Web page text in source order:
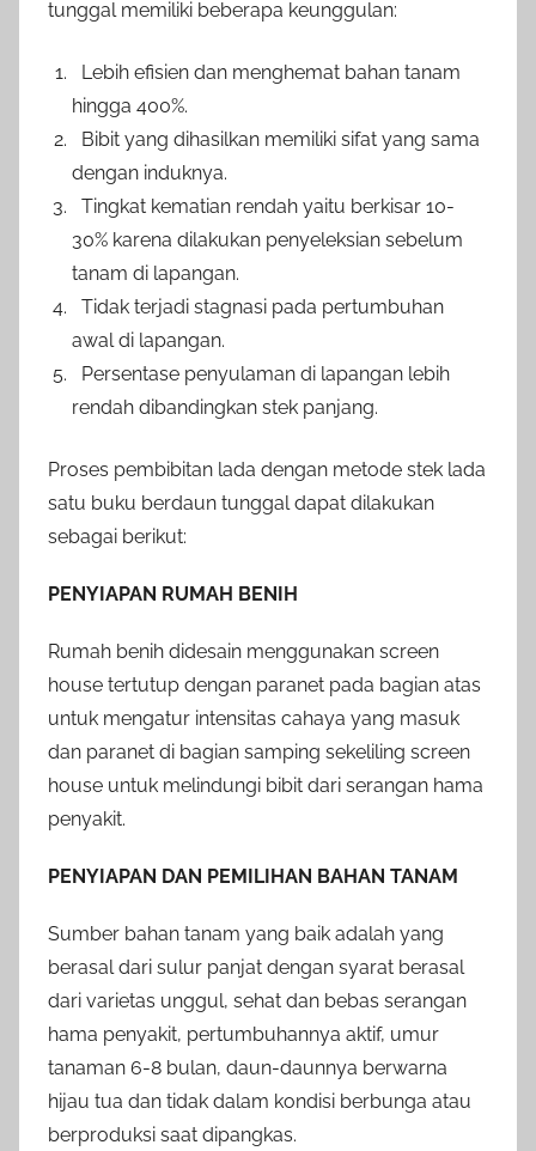
tunggal memiliki beberapa keunggulan:
Lebih efisien dan menghemat bahan tanam
hingga 400%.
Bibit yang dihasilkan memiliki sifat yang sama
dengan induknya.
Tingkat kematian rendah yaitu berkisar 10-
30% karena dilakukan penyeleksian sebelum
tanam di lapangan.
Tidak terjadi stagnasi pada pertumbuhan
awal di lapangan.
Persentase penyulaman di lapangan lebih
rendah dibandingkan stek panjang.
Proses pembibitan lada dengan metode stek lada
satu buku berdaun tunggal dapat dilakukan
sebagai berikut:
PENYIAPAN RUMAH BENIH
Rumah benih didesain menggunakan screen
house tertutup dengan paranet pada bagian atas
untuk mengatur intensitas cahaya yang masuk
dan paranet di bagian samping sekeliling screen
house untuk melindungi bibit dari serangan hama
penyakit.
PENYIAPAN DAN PEMILIHAN BAHAN TANAM
Sumber bahan tanam yang baik adalah yang
berasal dari sulur panjat dengan syarat berasal
dari varietas unggul, sehat dan bebas serangan
hama penyakit, pertumbuhannya aktif, umur
tanaman 6-8 bulan, daun-daunnya berwarna
hijau tua dan tidak dalam kondisi berbunga atau
berproduksi saat dipangkas.